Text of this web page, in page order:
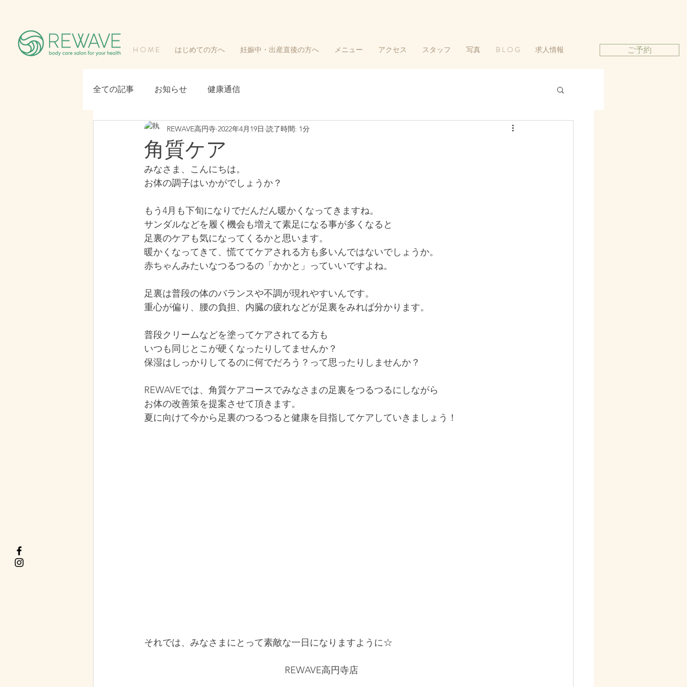
ご予約
H O M E はじめての方へ 妊娠中・出産直後の方へ メニュー アクセス スタッフ 写真 B L O G 求人情報
全ての記事 お知らせ 健康通信
角質ケア
REWAVE高円寺 2022年4月19日 読了時間: 1分
みなさま、こんにちは。
お体の調子はいかがでしょうか？
もう4月も下旬になりでだんだん暖かくなってきますね。
サンダルなどを履く機会も増えて素足になる事が多くなると
足裏のケアも気になってくるかと思います。
暖かくなってきて、慌ててケアされる方も多いんではないでしょうか。
赤ちゃんみたいなつるつるの「かかと」っていいですよね。
足裏は普段の体のバランスや不調が現れやすいんです。
重心が偏り、腰の負担、内臓の疲れなどが足裏をみれば分かります。
普段クリームなどを塗ってケアされてる方も
いつも同じとこが硬くなったりしてませんか？
保湿はしっかりしてるのに何でだろう？って思ったりしませんか？
REWAVEでは、角質ケアコースでみなさまの足裏をつるつるにしながら
お体の改善策を提案させて頂きます。
夏に向けて今から足裏のつるつると健康を目指してケアしていきましょう！
それでは、みなさまにとって素敵な一日になりますように☆
REWAVE高円寺店